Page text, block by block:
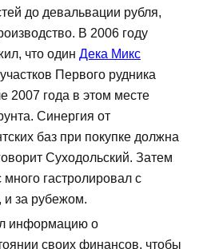
до девальвации рубля,
В 2006 году
что один Дека Микс
Первого рудника
2007 года в этом месте
Синергия от
баз при покупке должна
Суходольский. Затем
много гастролировал с
и за рубежом.
информацию о
своих финансов, чтобы